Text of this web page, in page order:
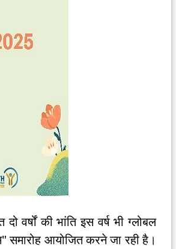
वर्षों की भांति इस वर्ष भी ग्लोबल
आयोजित करने जा रही है।